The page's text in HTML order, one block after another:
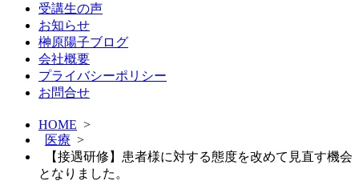
受講生の声
お知らせ
榊原陽子ブログ
会社概要
プライバシーポリシー
お問合せ
HOME >
医療 >
【接遇研修】患者様に対する態度を改めて見直す機会
となりました。